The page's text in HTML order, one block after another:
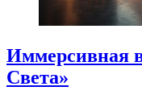
Иммерсивная
Света»